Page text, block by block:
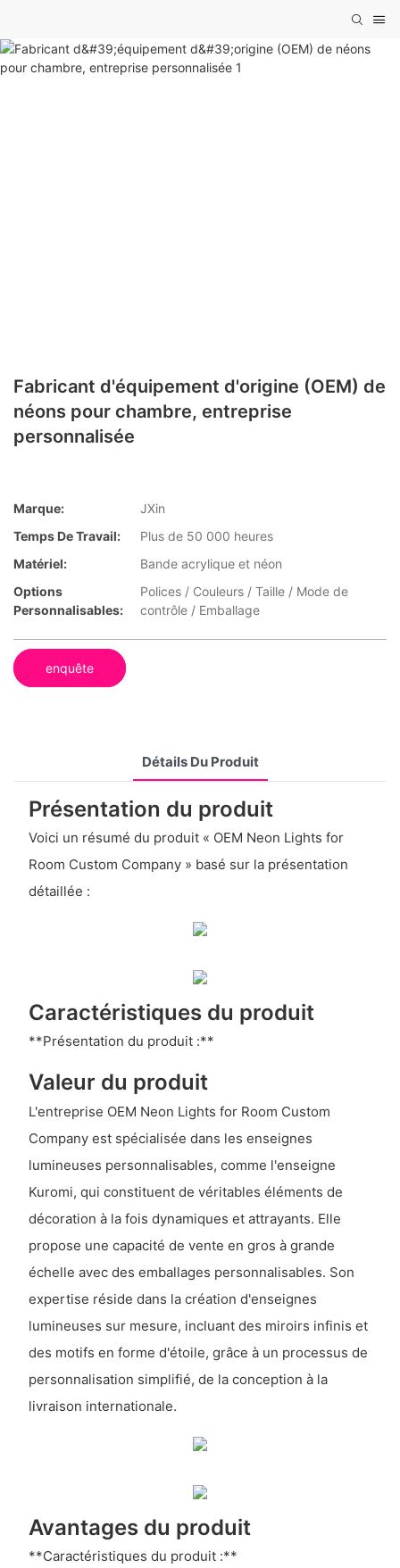
Fabricant d'équipement d'origine (OEM) de
néons pour chambre, entreprise
personnalisée
Marque:
JXin
Temps De Travail:
Plus de 50 000 heures
Matériel:
Bande acrylique et néon
Options
Personnalisables:
Polices / Couleurs / Taille / Mode de
contrôle / Emballage
enquête
Détails Du Produit
Présentation du produit
Voici un résumé du produit « OEM Neon Lights for
Room Custom Company » basé sur la présentation
détaillée :
Caractéristiques du produit
**Présentation du produit :**
Valeur du produit
L'entreprise OEM Neon Lights for Room Custom
Company est spécialisée dans les enseignes
lumineuses personnalisables, comme l'enseigne
Kuromi, qui constituent de véritables éléments de
décoration à la fois dynamiques et attrayants. Elle
propose une capacité de vente en gros à grande
échelle avec des emballages personnalisables. Son
expertise réside dans la création d'enseignes
lumineuses sur mesure, incluant des miroirs infinis et
des motifs en forme d'étoile, grâce à un processus de
personnalisation simplifié, de la conception à la
livraison internationale.
Avantages du produit
**Caractéristiques du produit :**